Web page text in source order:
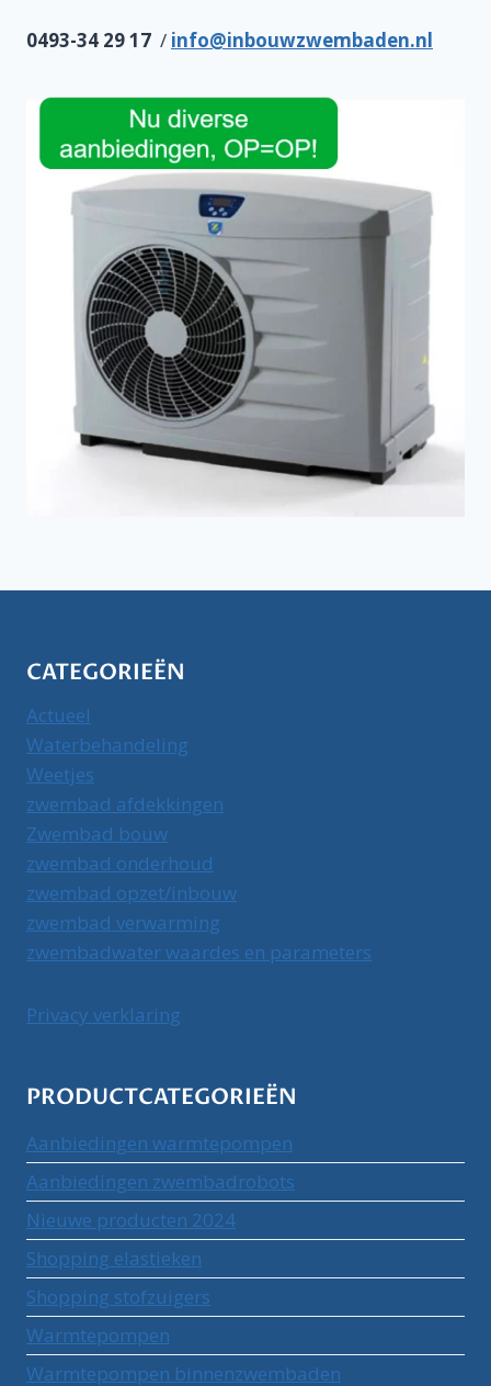
0493-34 29 17 / info@inbouwzwembaden.nl
CATEGORIEËN
Actueel
Waterbehandeling
Weetjes
zwembad afdekkingen
Zwembad bouw
zwembad onderhoud
zwembad opzet/inbouw
zwembad verwarming
zwembadwater waardes en parameters
Privacy verklaring
PRODUCTCATEGORIEËN
Aanbiedingen warmtepompen
Aanbiedingen zwembadrobots
Nieuwe producten 2024
Shopping elastieken
Shopping stofzuigers
Warmtepompen
Warmtepompen binnenzwembaden